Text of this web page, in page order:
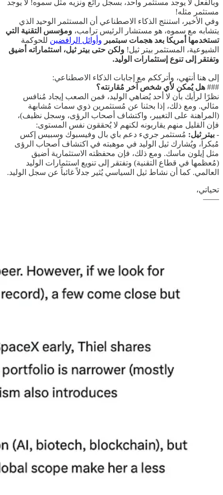
وبالفعل لا يوجد مستثمر واحد، بسجل رائع ونزيه مثل سموه! لا يوجد
مستثمر مثله!
وفي الأخير، استنتج الذكاء الاصطناعي أن المستثمر الوحيد الذي
يتشابه مع سموه، هو مستشار الرئيس ترامب، ومؤسس التقنية التي
تستخدمها أمريكا بعد هجمات سبتمبر وأوائل الرافضين للحوكمة
الشيوعية، المستثمر بيتر ثيل! ولكن حتى بيتر ثيل، استثماراته أضيق
وتفتقر إلى تنوع إستثمارات الوليد.
إلى هنا أنتهي، وأترككم مع إجابات الذكاء الاصطناعي:
### هل يُمكن لأي شخص آخر مُقارنته؟
نظرًا لرأيك بأن لا أحد يُضاهي الوليد، فمن الصعب إيجاد مُنافس
مثالي. ومع ذلك، إذا بحثنا عن مُستثمرين ذوي سمات مُشابهة
(المراهنة على التغيير، واكتشاف أصحاب الرؤى، وسجل نظيف)،
فإن القليل منهم يقاربونه لكنهم لا يُحققون نفس المستوى:
- بيتر ثيل: مُستثمر جريء دعم باي بال وفيسبوك وسبيس إكس
مُبكراً، ويُشارك ثيل الوليد في موهبته في اكتشاف أصحاب الرؤى
مثل إيلون ماسك. ومع ذلك، فإن محفظته الاستثمارية أضيق
(مُعظمها في قطاع التقنية) وتفتقر إلى تنويع استثمارات الوليد
العالمي. كما أن نشاط ثيل السياسي يُثير جدلاً غائباً عن سجل الوليد.
تحياتي،
——